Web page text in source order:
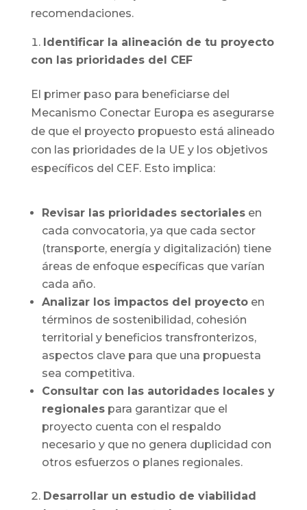
recomendaciones.
Identificar la alineación de tu proyecto
con las prioridades del CEF
El primer paso para beneficiarse del
Mecanismo Conectar Europa es asegurarse
de que el proyecto propuesto está alineado
con las prioridades de la UE y los objetivos
específicos del CEF. Esto implica:
Revisar las prioridades sectorialesen
cada convocatoria, ya que cada sector
(transporte, energía y digitalización) tiene
áreas de enfoque específicas que varían
cada año.
Analizar los impactos del proyectoen
términos de sostenibilidad, cohesión
territorial y beneficios transfronterizos,
aspectos clave para que una propuesta
sea competitiva.
Consultar con las autoridades locales y
regionalespara garantizar que el
proyecto cuenta con el respaldo
necesario y que no genera duplicidad con
otros esfuerzos o planes regionales.
Desarrollar un estudio de viabilidad